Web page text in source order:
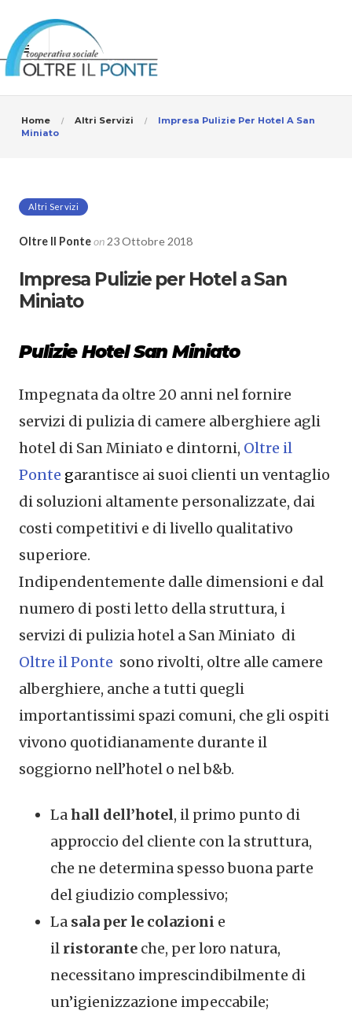
Home Altri Servizi
Impresa Pulizie Per Hotel A San
Miniato
Altri Servizi
Oltre Il Ponteon23 Ottobre 2018
Impresa Pulizie per Hotel a San
Miniato
Pulizie Hotel San Miniato
Impegnata da oltre 20 anni nel fornire
servizi di pulizia di camere alberghiere agli
hotel di San Miniato e dintorni, Oltre il
Ponte garantisce ai suoi clienti un ventaglio
di soluzioni altamente personalizzate, dai
costi competitivi e di livello qualitativo
superiore.
Indipendentemente dalle dimensioni e dal
numero di posti letto della struttura, i
servizi di pulizia hotel a San Miniato di
Oltre il Ponte sono rivolti, oltre alle camere
alberghiere, anche a tutti quegli
importantissimi spazi comuni, che gli ospiti
vivono quotidianamente durante il
soggiorno nell’hotel o nel b&b.
Lahall dell’hotel, il primo punto di
approccio del cliente con la struttura,
che ne determina spesso buona parte
del giudizio complessivo;
La sala per le colazioni e
il ristorante che, per loro natura,
necessitano imprescindibilmente di
un’igienizzazione impeccabile;